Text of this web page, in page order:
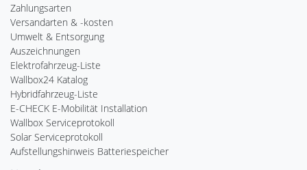
Zahlungsarten
Versandarten & -kosten
Umwelt & Entsorgung
Auszeichnungen
Elektrofahrzeug-Liste
Wallbox24 Katalog
Hybridfahrzeug-Liste
E-CHECK E-Mobilität Installation
Wallbox Serviceprotokoll
Solar Serviceprotokoll
Aufstellungshinweis Batteriespeicher